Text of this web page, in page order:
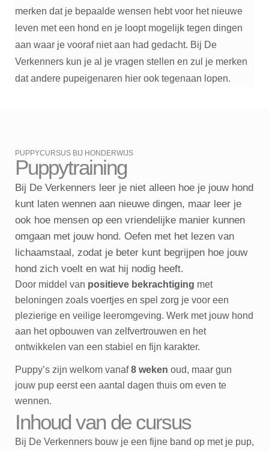
merken dat je bepaalde wensen hebt voor het nieuwe
leven met een hond en je loopt mogelijk tegen dingen
aan waar je vooraf niet aan had gedacht. Bij De
Verkenners kun je al je vragen stellen en zul je merken
dat andere pupeigenaren hier ook tegenaan lopen.
PUPPYCURSUS BIJ HONDERWIJS
Puppytraining
Bij De Verkenners leer je niet alleen hoe je jouw hond
kunt laten wennen aan nieuwe dingen, maar leer je
ook hoe mensen op een vriendelijke manier kunnen
omgaan met jouw hond. Oefen met het lezen van
lichaamstaal, zodat je beter kunt begrijpen hoe jouw
hond zich voelt en wat hij nodig heeft.
Door middel van positieve bekrachtiging met
beloningen zoals voertjes en spel zorg je voor een
plezierige en veilige leeromgeving. Werk met jouw hond
aan het opbouwen van zelfvertrouwen en het
ontwikkelen van een stabiel en fijn karakter.
Puppy’s zijn welkom vanaf8 weken oud, maar gun
jouw pup eerst een aantal dagen thuis om even te
wennen.
Inhoud van de cursus
Bij De Verkenners bouw je een fijne band op met je pup,